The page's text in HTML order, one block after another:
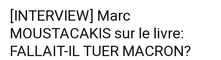
[INTERVIEW] Marc
MOUSTACAKIS sur le livre:
FALLAIT-IL TUER MACRON?